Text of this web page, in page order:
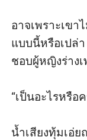
อาจเพราะเข
แบบนี้หรือเปล่
ชอบผู้หญิงร่าง
“เป็นอะไรหรือ
น้ำเสียงทุ้มเอ่